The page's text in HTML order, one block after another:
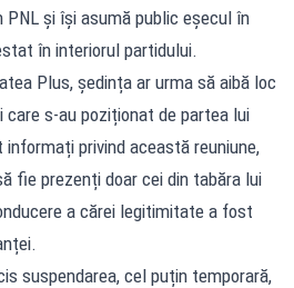
și își asumă public eșecul în
în interiorul partidului.
Plus, ședința ar urma să aibă loc
care s-au poziționat de partea lui
privind această reuniune,
fie prezenți doar cei din tabăra lui
a cărei legitimitate a fost
suspendarea, cel puțin temporară,